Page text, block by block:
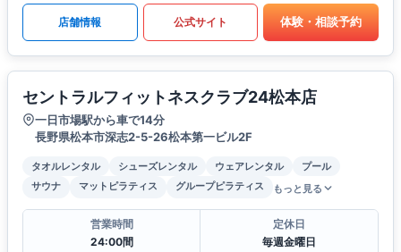
店舗情報 公式サイト 体験・相談予約
セントラルフィットネスクラブ24松本店
一日市場駅から車で14分
長野県松本市深志2-5-26松本第一ビル2F
タオルレンタル シューズレンタル ウェアレンタル
プール
サウナ
マットピラティス グループピラティス もっと見る
営業時間
24:00間
定休日
毎週金曜日